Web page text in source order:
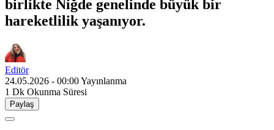
birlikte Niğde genelinde büyük bir
hareketlilik yaşanıyor.
Editör
24.05.2026 - 00:00Yayınlanma
1 Dk Okunma Süresi
Paylaş